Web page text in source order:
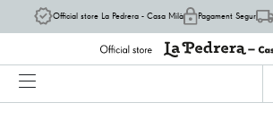
Official store La Pedrera - Casa Milà Pagament Segur